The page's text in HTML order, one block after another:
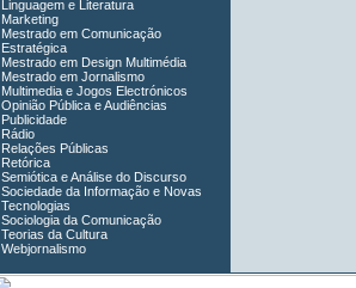
Linguagem e Literatura
Marketing
Mestrado em Comunicação
Estratégica
Mestrado em Design Multimédia
Mestrado em Jornalismo
Multimedia e Jogos Electrónicos
Opinião Pública e Audiências
Publicidade
Rádio
Relações Públicas
Retórica
Semiótica e Análise do Discurso
Sociedade da Informação e Novas
Tecnologias
Sociologia da Comunicação
Teorias da Cultura
Webjornalismo